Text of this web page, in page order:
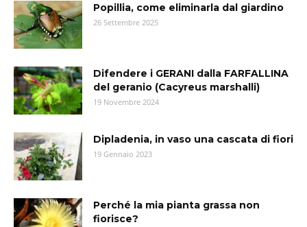
Popillia, come eliminarla dal giardino
26 Settembre 2025
Difendere i GERANI dalla FARFALLINA
del geranio (Cacyreus marshalli)
19 Novembre 2024
Dipladenia, in vaso una cascata di fiori
19 Gennaio 2023
Perché la mia pianta grassa non
fiorisce?